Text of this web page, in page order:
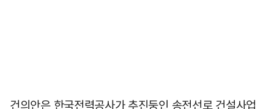
건의안은 한국전력공사가 추진둥인 송전선로 건설사업